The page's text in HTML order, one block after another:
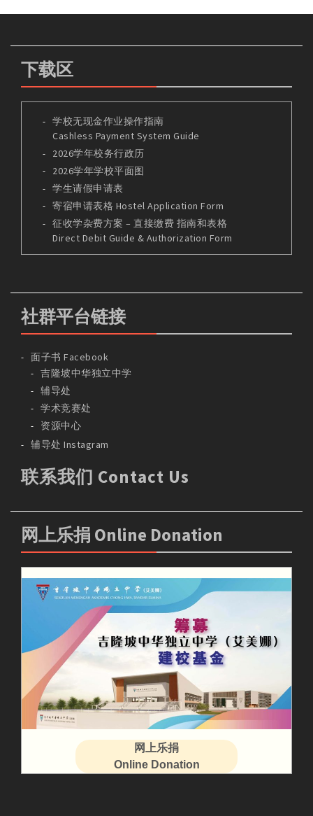
下载区
学校无现金作业操作指南
Cashless Payment System Guide
2026学年校务行政历
2026学年学校平面图
学生请假申请表
寄宿申请表格 Hostel Application Form
征收学杂费方案 – 直接缴费 指南和表格
Direct Debit Guide & Authorization Form
社群平台链接
面子书 Facebook
吉隆坡中华独立中学
辅导处
学术竞赛处
资源中心
辅导处 Instagram
联系我们 Contact Us
网上乐捐 Online Donation
网上乐捐
Online Donation